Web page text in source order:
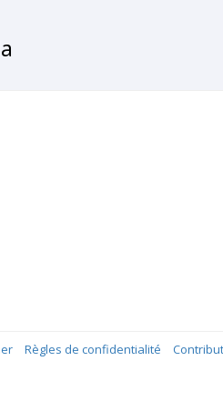
Règles de confidentialité